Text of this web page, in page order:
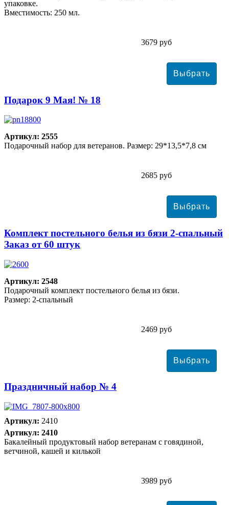
упаковке.
Вместимость: 250 мл.
3679 руб
Подарок 9 Мая! № 18
Артикул: 2555
Подарочный набор для ветеранов. Размер: 29*13,5*7,8 см
2685 руб
Комплект постельного белья из бязи 2-спальный
Заказ от 60 штук
Артикул: 2548
Подарочный комплект постельного белья из бязи.
Размер: 2-спальный
2469 руб
Праздничный набор № 4
Артикул: 2410
Артикул: 2410
Бакалейный продуктовый набор ветеранам с говядиной,
ветчиной, кашей и килькой
3989 руб